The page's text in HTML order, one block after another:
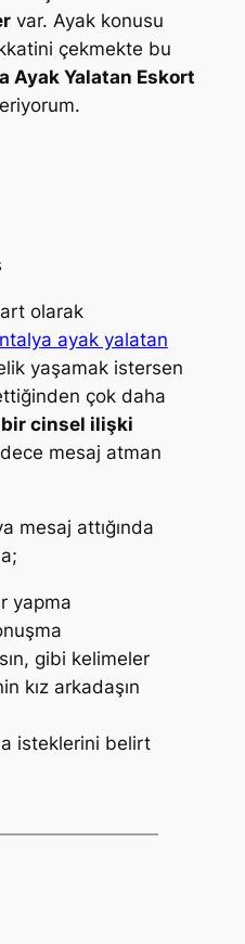
var. Ayak konusu
çekmekte bu
Ayak Yalatan Eskort
olarak
ayak yalatan
yaşamak istersen
çok daha
bir cinsel ilişki
mesaj atman
mesaj attığında
yapma
gibi kelimeler
kız arkadaşın
isteklerini belirt